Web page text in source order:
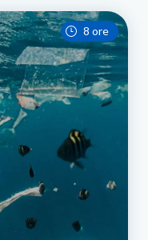
8 ore